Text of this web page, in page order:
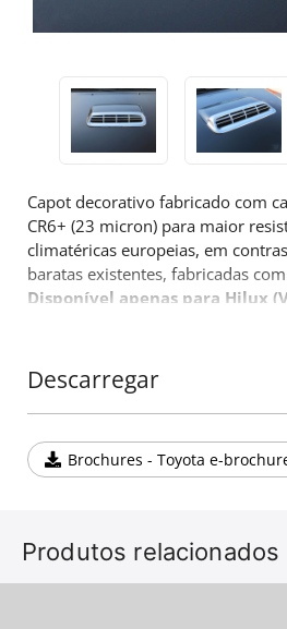
Capot decorativo fabricado com
CR6+ (23 micron) para maior
climatéricas europeias, em
baratas existentes, fabricadas
Disponível apenas para Hilux
Tessera4x4.
Descarregar
Brochures - Toyota e-
Produtos relacionados